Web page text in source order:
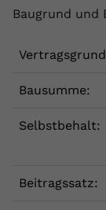
Baugrund und
Bausumme:
Selbstbehalt:
Beitragssatz:
Zweck